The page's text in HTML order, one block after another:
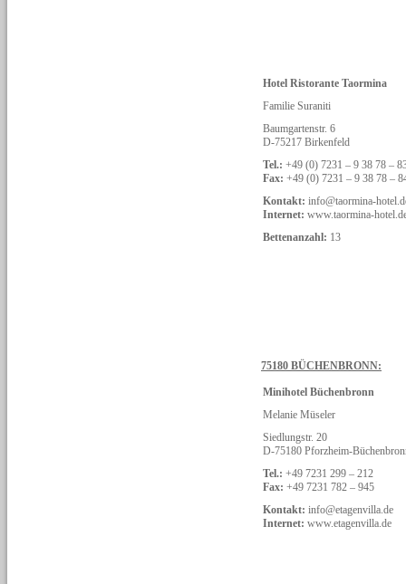
Hotel Ristorante Taormina
Familie Suraniti
Baumgartenstr. 6
D-75217 Birkenfeld
Tel.: +49 (0) 7231 – 9 38 78 –
Fax: +49 (0) 7231 – 9 38 78 –
Kontakt: info@taormina-
Internet: www.taormina-
Bettenanzahl: 13
75180 BÜCHENBRONN:
Minihotel Büchenbronn
Melanie Müseler
Siedlungstr. 20
D-75180 Pforzheim-
Tel.: +49 7231 299 – 212
Fax: +49 7231 782 – 945
Kontakt: info@etagenvilla.de
Internet: www.etagenvilla.de